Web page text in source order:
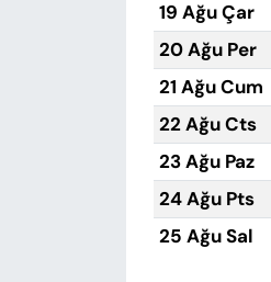
19 Ağu Çar
20 Ağu Per
21 Ağu Cum
22 Ağu Cts
23 Ağu Paz
24 Ağu Pts
25 Ağu Sal